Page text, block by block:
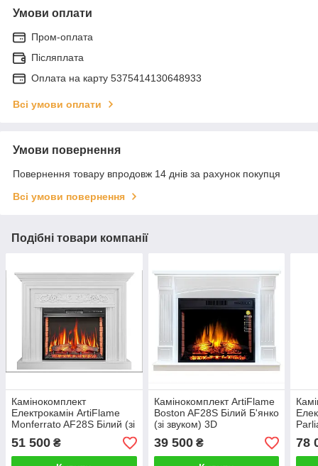
Умови оплати
Пром-оплата
Післяплата
Оплата на карту 5375414130648933
Всі умови оплати
Умови повернення
Повернення товару впродовж 14 днів за рахунок покупця
Всі умови повернення
Подібні товари компанії
Камінокомплект
Електрокамін ArtiFlame
Monferrato AF28S Білий (зі
звуком) Електричний 3D
Камін
51 500 ₴
Камінокомплект ArtiFlame
Boston AF28S Білий Б'янко
(зі звуком) 3D
Електрокамін з ефектом
живого вогню
39 500₴ 78